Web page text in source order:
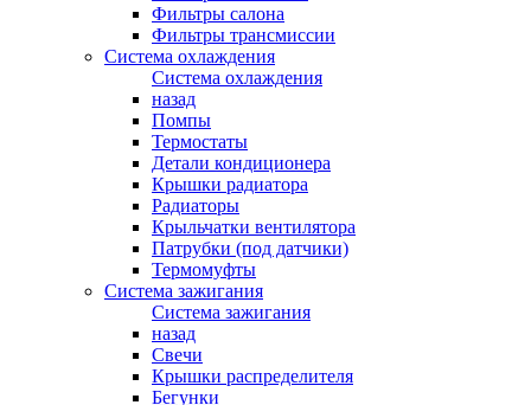
Фильтры салона
Фильтры трансмиссии
Система охлаждения
Система охлаждения
назад
Помпы
Термостаты
Детали кондиционера
Крышки радиатора
Радиаторы
Крыльчатки вентилятора
Патрубки (под датчики)
Термомуфты
Система зажигания
Система зажигания
назад
Свечи
Крышки распределителя
Бегунки